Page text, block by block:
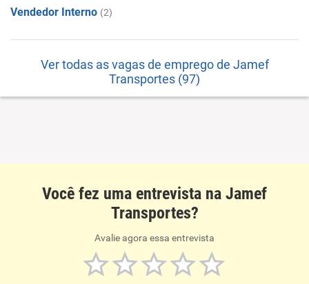
Vendedor Interno (2)
Ver todas as vagas de emprego de Jamef
Transportes (97)
Você fez uma entrevista na Jamef
Transportes?
Avalie agora essa entrevista